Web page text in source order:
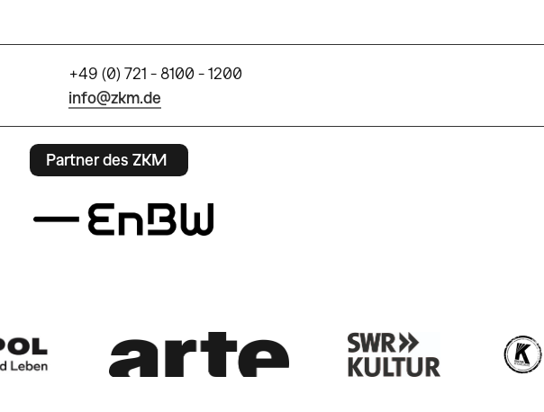
+49 (0) 721 - 8100 - 1200
info@zkm.de
Partner des ZKM